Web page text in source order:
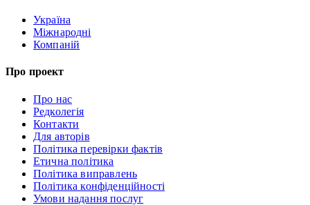
Україна
Міжнародні
Компаній
Про проект
Про нас
Редколегія
Контакти
Для авторів
Політика перевірки фактів
Етична політика
Політика виправлень
Політика конфіденційності
Умови надання послуг